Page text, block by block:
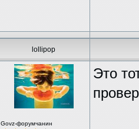
lollipop
Govz-форумчанин
Это